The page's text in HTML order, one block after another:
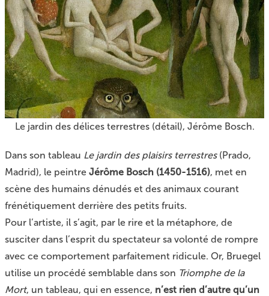
Le jardin des délices terrestres (détail), Jérôme Bosch.
Dans son tableau Le jardin des plaisirs terrestres(Prado,
Madrid), le peintre Jérôme Bosch (1450-1516), met en
scène des humains dénudés et des animaux courant
frénétiquement derrière des petits fruits.
Pour l’artiste, il s’agit, par le rire et la métaphore, de
susciter dans l’esprit du spectateur sa volonté de rompre
avec ce comportement parfaitement ridicule. Or, Bruegel
utilise un procédé semblable dans son Triomphe de la
Mort, un tableau, qui en essence, n’est rien d’autre qu’un